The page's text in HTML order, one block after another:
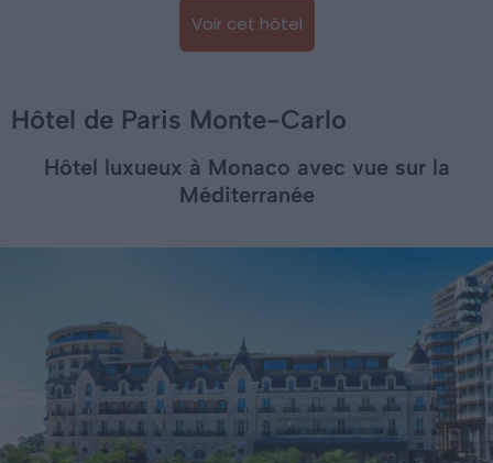
Voir cet hôtel
Hôtel de Paris Monte-Carlo
Hôtel luxueux à Monaco avec vue sur la
Méditerranée